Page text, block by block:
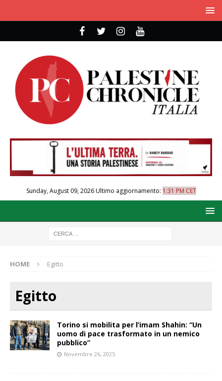
Sunday, August 09, 2026Ultimo aggiornamento: 1:31 PM CET
HOME Egitto
Egitto
Torino si mobilita per l’imam Shahin: “Un
uomo di pace trasformato in un nemico
pubblico”
Novembre 26, 2025